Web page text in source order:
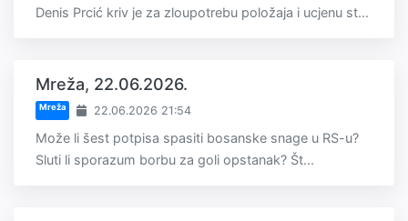
Denis Prcić kriv je za zloupotrebu položaja i ucjenu st...
Mreža, 22.06.2026.
Mreža 22.06.2026 21:54
Može li šest potpisa spasiti bosanske snage u RS-u?
Sluti li sporazum borbu za goli opstanak? Št...